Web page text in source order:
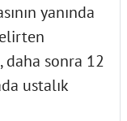
yanında
daha sonra 12
ustalık